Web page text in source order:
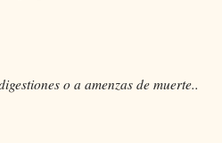
o a amenzas de muerte..